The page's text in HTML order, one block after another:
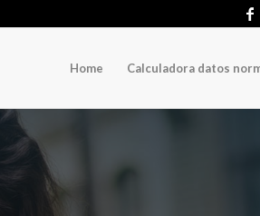
Home Calculadora datos